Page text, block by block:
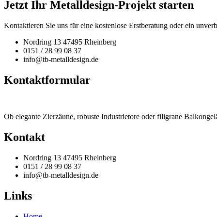
Jetzt Ihr Metalldesign-Projekt starten
Kontaktieren Sie uns für eine kostenlose Erstberatung oder ein
Nordring 13 47495 Rheinberg
0151 / 28 99 08 37
info@tb-metalldesign.de
Kontaktformular
Ob elegante Zierzäune, robuste Industrietore oder filigrane
Kontakt
Nordring 13 47495 Rheinberg
0151 / 28 99 08 37
info@tb-metalldesign.de
Links